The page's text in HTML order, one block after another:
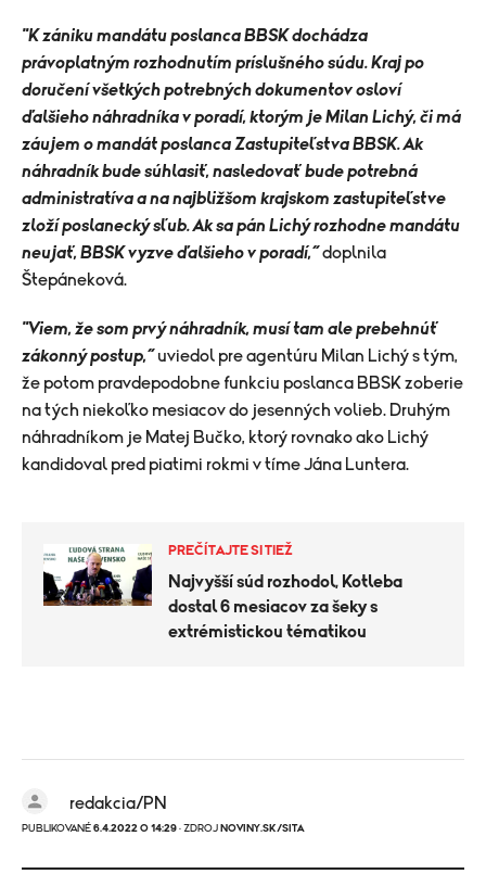
"K zániku mandátu poslanca BBSK dochádza
právoplatným rozhodnutím príslušného súdu. Kraj po
doručení všetkých potrebných dokumentov osloví
ďalšieho náhradníka v poradí, ktorým je Milan Lichý, či má
záujem o mandát poslanca Zastupiteľstva BBSK. Ak
náhradník bude súhlasiť, nasledovať bude potrebná
administratíva a na najbližšom krajskom zastupiteľstve
zloží poslanecký sľub. Ak sa pán Lichý rozhodne mandátu
neujať, BBSK vyzve ďalšieho v poradí,“doplnila
Štepáneková.
"Viem, že som prvý náhradník, musí tam ale prebehnúť
zákonný postup,“ uviedol pre agentúru Milan Lichý s tým,
že potom pravdepodobne funkciu poslanca BBSK zoberie
na tých niekoľko mesiacov do jesenných volieb. Druhým
náhradníkom je Matej Bučko, ktorý rovnako ako Lichý
kandidoval pred piatimi rokmi v tíme Jána Luntera.
PREČÍTAJTE SI TIEŽ
Najvyšší súd rozhodol, Kotleba
dostal 6 mesiacov za šeky s
extrémistickou tématikou
redakcia/PN
PUBLIKOVANÉ 6.4.2022 O 14:29 · ZDROJ NOVINY.SK/SITA